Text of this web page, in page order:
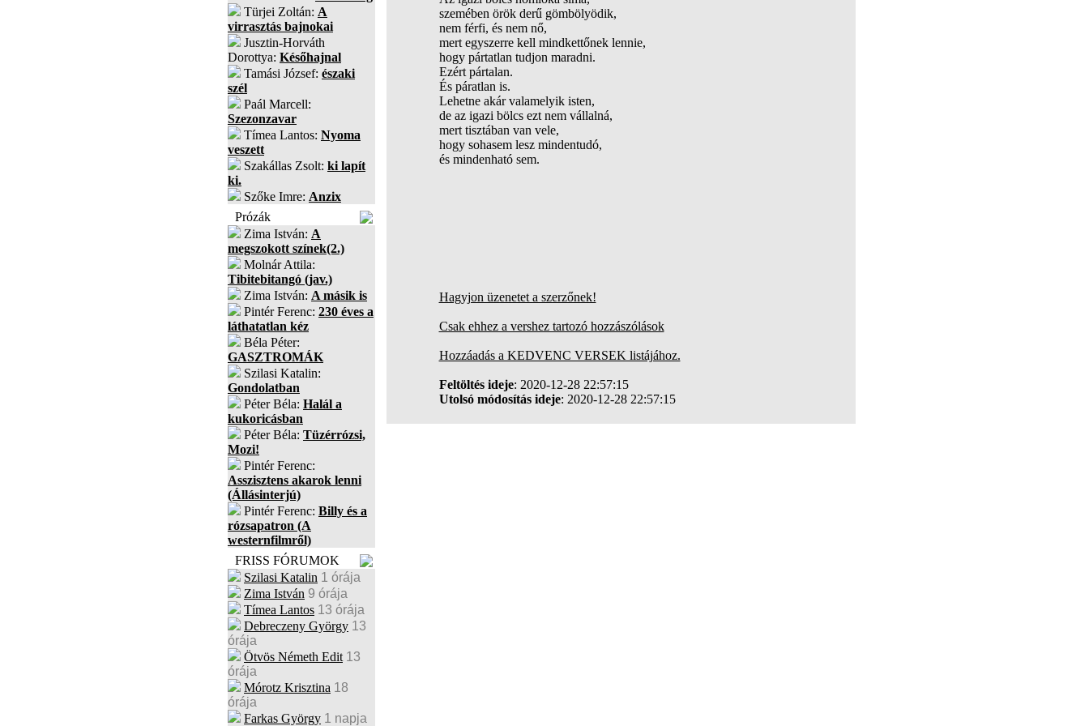
Türjei Zoltán: A
virrasztás bajnokai
Jusztin-Horváth
Dorottya: Későhajnal
Tamási József: északi
szél
Paál Marcell:
Szezonzavar
Tímea Lantos: Nyoma
veszett
Szakállas Zsolt: ki lapít
ki.
Szőke Imre: Anzix
Prózák
Zima István: A
megszokott színek(2.)
Molnár Attila:
Tibitebitangó (jav.)
Zima István: A másik is
Pintér Ferenc: 230 éves a
láthatatlan kéz
Béla Péter:
GASZTROMÁK
Szilasi Katalin:
Gondolatban
Péter Béla: Halál a
kukoricásban
Péter Béla: Tüzérrózsi,
Mozi!
Pintér Ferenc:
Asszisztens akarok lenni
(Állásinterjú)
Pintér Ferenc: Billy és a
rózsapatron (A
westernfilmről)
FRISS FÓRUMOK
Szilasi Katalin 1 órája
Zima István 9 órája
Tímea Lantos 13 órája
Debreczeny György 13
órája
Ötvös Németh Edit 13
órája
Mórotz Krisztina 18
órája
Farkas György 1 napja
szemében örök derű gömbölyödik,
nem férfi, és nem nő,
mert egyszerre kell mindkettőnek lennie,
hogy pártatlan tudjon maradni.
Ezért pártalan.
És páratlan is.
Lehetne akár valamelyik isten,
de az igazi bölcs ezt nem vállalná,
mert tisztában van vele,
hogy sohasem lesz mindentudó,
és mindenható sem.
Hagyjon üzenetet a szerzőnek!
Csak ehhez a vershez tartozó hozzászólások
Hozzáadás a KEDVENC VERSEK listájához.
Feltöltés ideje: 2020-12-28 22:57:15
Utolsó módosítás ideje: 2020-12-28 22:57:15